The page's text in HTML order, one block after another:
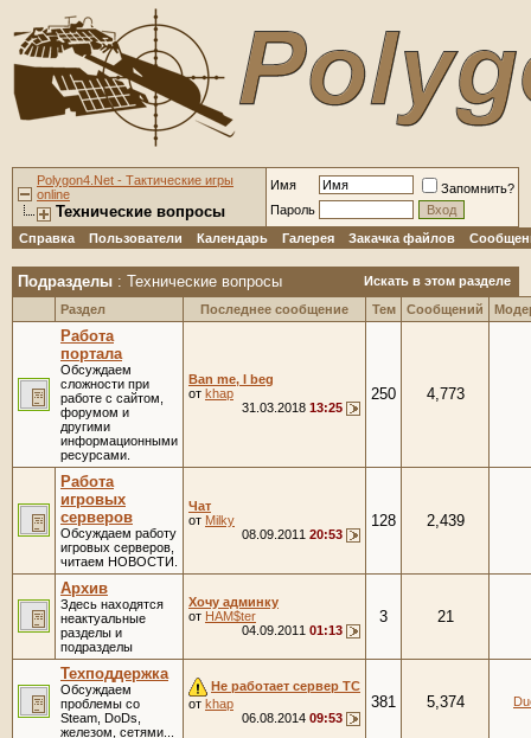
Polygon4.Net - Тактические игры
online
Технические вопросы
Имя
Запомнить?
Пароль
Справка
Пользователи Календарь Галерея Закачка файлов
Подразделы : Технические вопросы
Искать в этом разделе
Раздел
Последнее сообщение Тем Сообщений
Работа
портала
Обсуждаем
сложности при
работе с сайтом,
форумом и
другими
информационными
ресурсами.
Ban me, I beg
от khap
31.03.2018 13:25
250 4,773
Работа
игровых
серверов
Обсуждаем работу
игровых серверов,
читаем НОВОСТИ.
Чат
от Milky
08.09.2011 20:53
128 2,439
Архив
Здесь находятся
неактуальные
разделы и
подразделы
Хочу админку
от HAM$ter
04.09.2011 01:13
3 21
Техподдержка
Обсуждаем
проблемы со
Steam, DoDs,
железом, сетями...
Не работает сервер ТС
от khap
06.08.2014 09:53
381 5,374